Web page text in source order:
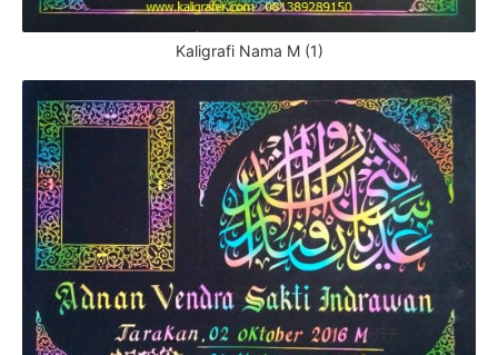
Kaligrafi Nama M (1)